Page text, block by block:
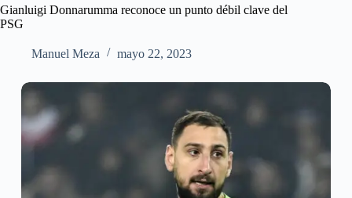
Gianluigi Donnarumma reconoce un punto débil clave del
PSG
Manuel Meza mayo 22, 2023